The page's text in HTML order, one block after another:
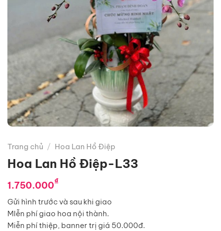
Trang chủ / Hoa Lan Hồ Điệp
Hoa Lan Hồ Điệp-L33
1.750.000₫
Gửi hình trước và sau khi giao
MIễn phí giao hoa nội thành.
Miễn phí thiệp, banner trị giá 50.000đ.